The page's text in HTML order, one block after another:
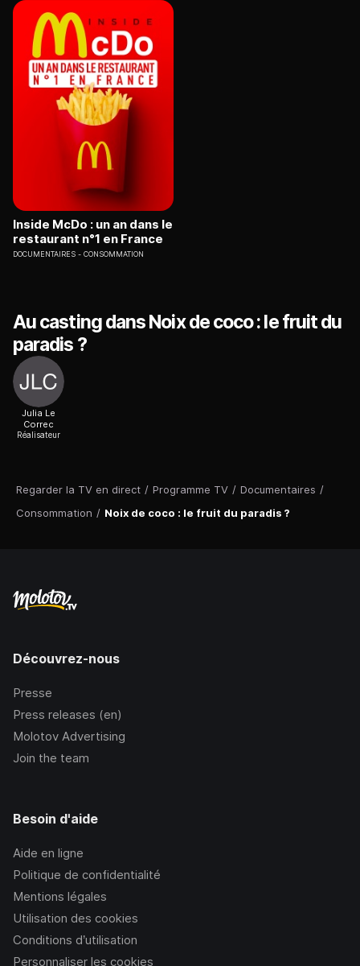
Regarder la TV en direct / Programme TV / Documentaires /
Consommation / Noix de coco : le fruit du paradis ?
Inside McDo : un an dans le
restaurant n°1 en France
DOCUMENTAIRES CONSOMMATION
Au casting dans Noix de coco : le fruit du
paradis ?
Julia Le
Correc
Réalisateur
Découvrez-nous
Presse
Press releases (en)
Molotov Advertising
Join the team
Besoin d'aide
Aide en ligne
Politique de confidentialité
Mentions légales
Utilisation des cookies
Conditions d’utilisation
Personnaliser les cookies